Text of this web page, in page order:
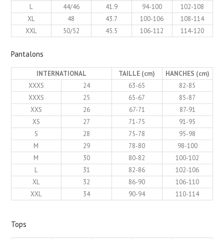
L 44/46 41.9 94-100
102-108
XL
48 43.7 100-106
108-114
XXL
50/52 45.5 106-112 114-120
Pantalons
INTERNATIONAL TAILLE (cm)
HANCHES (cm)
XXXS
24 63-65
82-85
XXXS
25 65-67
85-87
XXS
26 67-71
87-91
XS
27 71-75
91-95
S
28 75-78
95-98
M
29 78-80
98-100
M
30 80-82
100-102
L
31 82-86
102-106
XL
32 86-90
106-110
XXL
34 90-94 110-114
Tops